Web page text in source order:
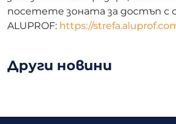
посетете зоната за достъп с
ALUPROF: https://
Други новини